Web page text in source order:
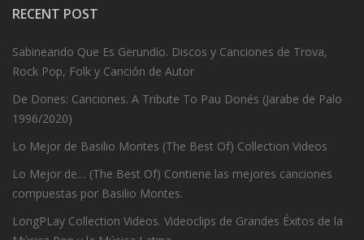
RECENT POST
Sabineando Que Es Gerundio. Discos y Canciones de Trova,
Rock Pop, Folk y Canción de Autor
De Dones: Canciones. A Tribute To Pau Donés (Jarabe de Palo
1996/2020)
Lo Mejor de Basilio Montes (The Best Of) Collection Videos
Lo Mejor de… (The Best Of) Contiene las mejores canciones
compuestas por Basilio Montes.
LongPLay Collection Videos. Videoclips de Grandes Éxitos de la